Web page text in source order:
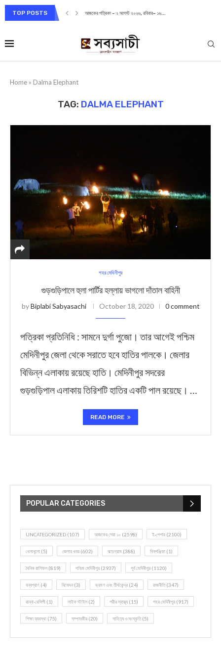
TOP POSTS আজকের পত্রিকা – ২ আগস্ট ২০২৬, রবিবার– ১৬...
Home » Dalma Elephant
TAG: DALMA ELEPHANT
শহর মেদিনীপুর
গুড়গুড়িপালে হুলা পার্টির হল্লায় ভাগলো দাঁতাল বাহিনী
byBiplabi Sabyasachi October 18, 2020 0 comment
পত্রিকা প্রতিনিধি : সামনে দুর্গা পুজো। তার আগেই পশ্চিম
মেদিনীপুর জেলা থেকে সরাতে হবে হাতির পালকে। জেলার
বিভিন্ন এলাকায় রয়েছে হাতি। মেদিনীপুর সদরের
গুড়গুড়িপাল এলাকায় তিরিশটি হাতির একটি পাল রয়েছে। …
READ MORE
POPULAR CATEGORIES
UNCATEGORIZED (107) আজকের সেরা ১০ (2598) ই-পেপার (2100)
খেলাধূলো (5) জেলার খবর (602) ঝাড়গ্রাম (388) দিনপঞ্জিকা (1)
দৈনিক রাশিফল (819) পশ্চিম মেদিনীপুর (2937) পূর্ব মেদিনীপুর (1120)
বন্যপ্রাণ (4) বিনোদন(3) ভ্রমণ এবং তীর্থকেন্দ্র (24) রাজনীতি(347)
রান্না-রেসিপী (1) লাইফ স্টাইল (2) শরীর স্বাস্থ্য (15) শহর মেদিনীপুর (917)
শিক্ষা ব্যবস্থা (75) সম্পাদকীয় (20) সাহিত্য ও সংস্কৃতি(5)